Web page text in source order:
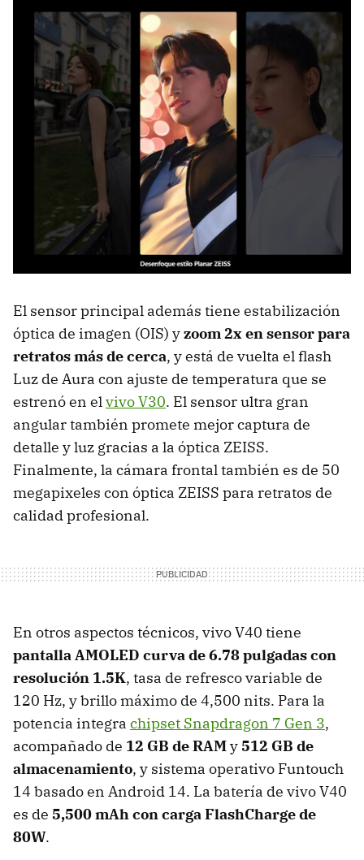
El sensor principal además tiene estabilización
óptica de imagen (OIS) yzoom 2x en sensor para
retratos más de cerca, y está de vuelta el flash
Luz de Aura con ajuste de temperatura que se
estrenó en elvivo V30. El sensor ultra gran
angular también promete mejor captura de
detalle y luz gracias a la óptica ZEISS.
Finalmente, la cámara frontal también es de 50
megapixeles con óptica ZEISS para retratos de
calidad profesional.
En otros aspectos técnicos, vivo V40 tiene
pantalla AMOLED curva de 6.78 pulgadas con
resolución 1.5K, tasa de refresco variable de
120 Hz, y brillo máximo de 4,500 nits. Para la
potencia integra chipset Snapdragon 7 Gen 3,
acompañado de 12 GB de RAMy512 GB de
almacenamiento, y sistema operativo Funtouch
14 basado en Android 14. La batería de vivo V40
es de 5,500 mAh con carga FlashCharge de
80W.